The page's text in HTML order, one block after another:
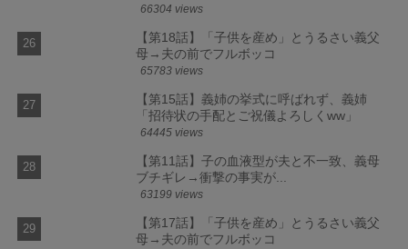
66304 views
【第18話】「子供を産め」とうるさい義父
母→夫の前でフルボッコ
65783 views
【第15話】義姉の挙式に呼ばれず、義姉
「招待状の手配とご祝儀よろしくww」
64445 views
【第11話】子の血液型が夫と不一致、義母
ブチギレ→衝撃の事実が...
63199 views
【第17話】「子供を産め」とうるさい義父
母→夫の前でフルボッコ